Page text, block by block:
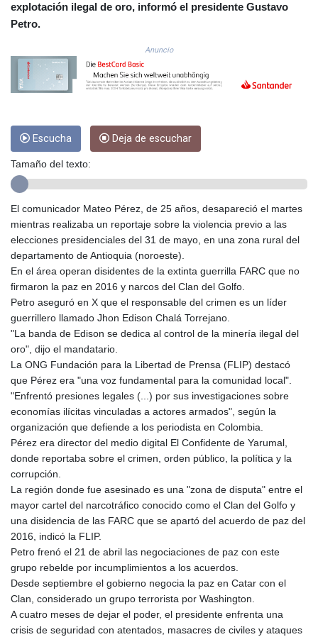
EGP 57.293288
ETB 186.049588
FKP 0.8566
GBP 0.856968
GGP 0.8566
GHS 13.526832
GIP 0.8566
HKD 9.067746
HNL 30.895616
HRK 7.536622
INR 110.076256
IQD
IRR
ISK 142.598215
JPY 182.445186
KGS 101.104505
4681.941823
KMF 492.514185
KRW
explotación ilegal de oro, informó el presidente Gustavo
Petro.
Anuncio
Escucha Deja de escuchar
Tamaño del texto:
El comunicador Mateo Pérez, de 25 años, desapareció el martes
mientras realizaba un reportaje sobre la violencia previo a las
elecciones presidenciales del 31 de mayo, en una zona rural del
departamento de Antioquia (noroeste).
En el área operan disidentes de la extinta guerrilla FARC que no
firmaron la paz en 2016 y narcos del Clan del Golfo.
Petro aseguró en X que el responsable del crimen es un líder
guerrillero llamado Jhon Edison Chalá Torrejano.
"La banda de Edison se dedica al control de la minería ilegal del
oro", dijo el mandatario.
La ONG Fundación para la Libertad de Prensa (FLIP) destacó
que Pérez era "una voz fundamental para la comunidad local".
"Enfrentó presiones legales (...) por sus investigaciones sobre
economías ilícitas vinculadas a actores armados", según la
organización que defiende a los periodista en Colombia.
Pérez era director del medio digital El Confidente de Yarumal,
donde reportaba sobre el crimen, orden público, la política y la
corrupción.
La región donde fue asesinado es una "zona de disputa" entre el
mayor cartel del narcotráfico conocido como el Clan del Golfo y
una disidencia de las FARC que se apartó del acuerdo de paz del
2016, indicó la FLIP.
Petro frenó el 21 de abril las negociaciones de paz con este
grupo rebelde por incumplimientos a los acuerdos.
Desde septiembre el gobierno negocia la paz en Catar con el
Clan, considerado un grupo terrorista por Washington.
A cuatro meses de dejar el poder, el presidente enfrenta una
crisis de seguridad con atentados, masacres de civiles y ataques